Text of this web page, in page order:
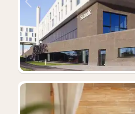
Vorige foto